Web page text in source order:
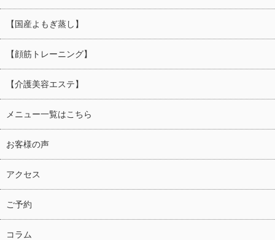
【国産よもぎ蒸し】
【顔筋トレーニング】
【介護美容エステ】
メニュー一覧はこちら
お客様の声
アクセス
ご予約
コラム